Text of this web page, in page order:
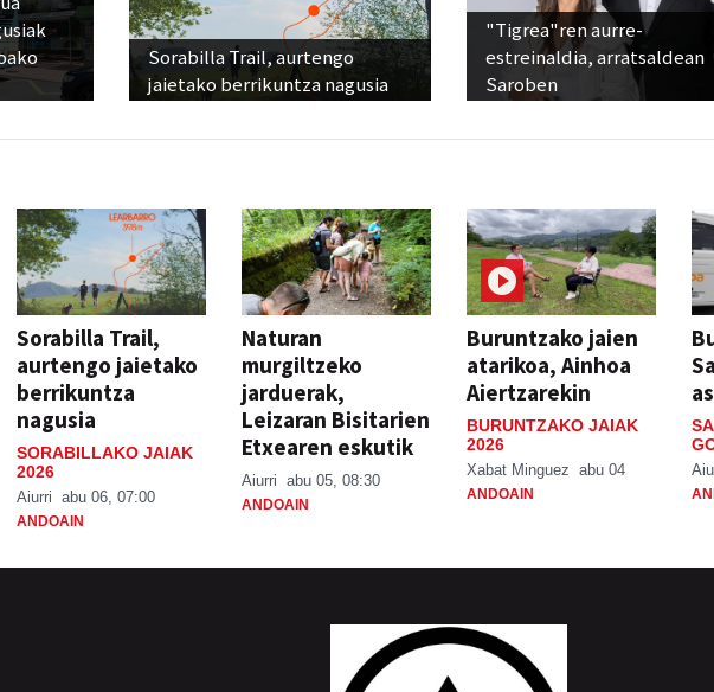
Sorabilla Trail, aurtengo
jaietako berrikuntza nagusia
"Tigrea"ren aurre-
estreinaldia, arratsaldean
Saroben
Sorabilla Trail,
aurtengo jaietako
berrikuntza
nagusia
SORABILLAKO JAIAK
2026
Aiurri abu 06, 07:00
ANDOAIN
Naturan
murgiltzeko
jarduerak,
Leizaran Bisitarien
Etxearen eskutik
Aiurri abu 05, 08:30
ANDOAIN
Buruntzako jaien
atarikoa, Ainhoa
Aiertzarekin
BURUNTZAKO JAIAK
2026
Xabat Minguez abu 04
ANDOAIN